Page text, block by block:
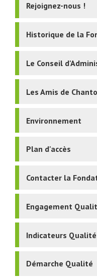
Rejoignez-nous !
Historique de la
Le Conseil
Les Amis de
Environnement
Plan d'accès
Contacter la
Engagement
Indicateurs
Démarche Qualité